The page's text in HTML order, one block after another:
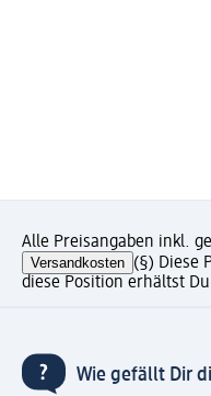
Alle Preisangaben inkl.
Versandkosten (§) Diese
diese Position erhältst Du
Wie gefällt Dir